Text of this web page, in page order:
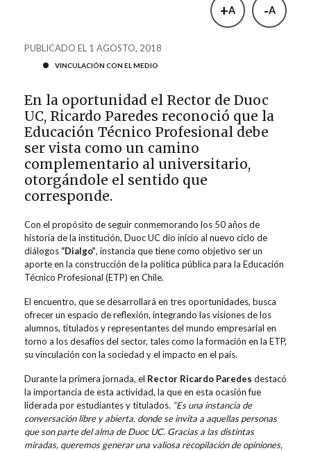
+A -A
PUBLICADO EL 1 AGOSTO, 2018
VINCULACIÓN CON EL MEDIO
En la oportunidad el Rector de Duoc
UC, Ricardo Paredes reconoció que la
Educación Técnico Profesional debe
ser vista como un camino
complementario al universitario,
otorgándole el sentido que
corresponde.
Con el propósito de seguir conmemorando los 50 años de
historia de la institución, Duoc UC dio inicio al nuevo ciclo de
diálogos “Dialgo”, instancia que tiene como objetivo ser un
aporte en la construcción de la política pública para la Educación
Técnico Profesional (ETP) en Chile.
El encuentro, que se desarrollará en tres oportunidades, busca
ofrecer un espacio de reflexión, integrando las visiones de los
alumnos, titulados y representantes del mundo empresarial en
torno a los desafíos del sector, tales como la formación en la ETP,
su vinculación con la sociedad y el impacto en el país.
Durante la primera jornada, el Rector Ricardo Paredes destacó
la importancia de esta actividad, la que en esta ocasión fue
liderada por estudiantes y titulados. “Es una instancia de
conversación libre y abierta, donde se invita a aquellas personas
que son parte del alma de Duoc UC. Gracias a las distintas
miradas, queremos generar una valiosa recopilación de opiniones,